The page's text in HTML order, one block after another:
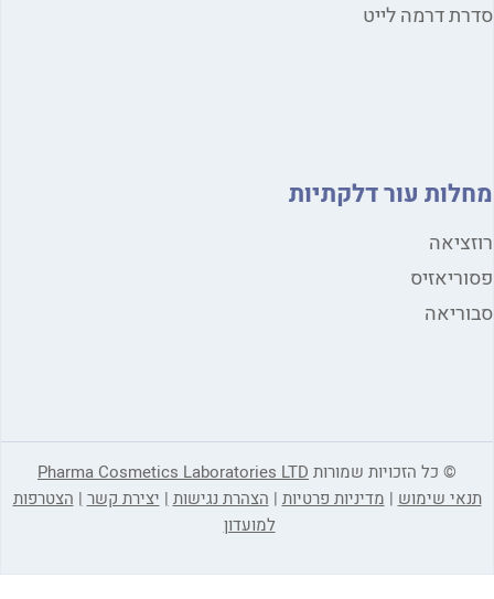
דרמה לייט
עור דלקתיות
© כל הזכויות שמורותPharma Cosmetics Laboratories LTD
שימוש|מדיניות פרטיות|הצהרת נגישות|יצירת קשר | הצטרפות
למועדון